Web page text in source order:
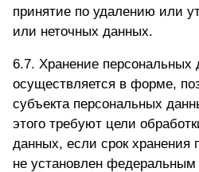
принятие по удалению или
или неточных данных.
6.7. Хранение персональных
осуществляется в форме,
субъекта персональных
этого требуют цели
данных, если срок хранения
не установлен федеральным